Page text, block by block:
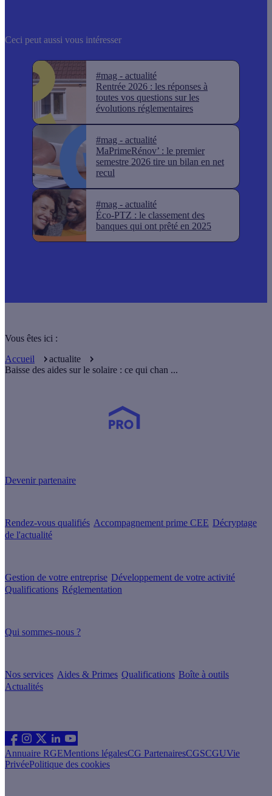
Ceci peut aussi vous intéresser
#mag - actualité
Rentrée 2026 : les réponses à
toutes vos questions sur les
évolutions réglementaires
#mag - actualité
MaPrimeRénov’ : le premier
semestre 2026 tire un bilan en net
recul
#mag - actualité
Éco-PTZ : le classement des
banques qui ont prêté en 2025
Vous êtes ici :
Accueil
actualite
Baisse des aides sur le solaire : ce qui chan ...
Devenir partenaire
Rendez-vous qualifiés Accompagnement prime CEE Décryptage
de l'actualité
Gestion de votre entreprise Développement de votre activité
Qualifications Réglementation
Qui sommes-nous ?
Nos services Aides & Primes Qualifications Boîte à outils
Actualités
Annuaire RGEMentions légalesCG PartenairesCGSCGUVie
PrivéePolitique des cookies